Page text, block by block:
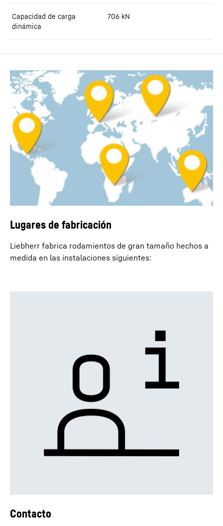
Capacidad de carga
dinámica
706 kN
Lugares de fabricación
Liebherr fabrica rodamientos de gran tamaño hechos a
medida en las instalaciones siguientes:
Contacto